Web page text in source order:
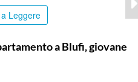
Leggere
a Blufi, giovane